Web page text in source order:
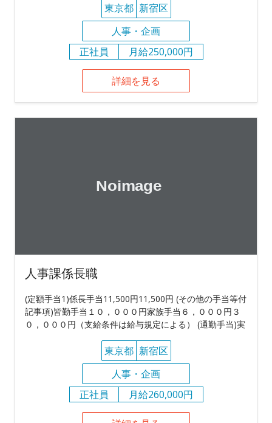
東京都 新宿区
人事・企画
正社員
月給250,000円
詳細を見る
人事課係長職
(定額手当1)係長手当11,500円11,500円 (その他の手当等付
記事項)皆勤手当１０，０００円家族手当６，０００円３
０，０００円（支給条件は給与規定による） (通勤手当)実
東京都 新宿区
人事・企画
正社員
月給260,000円